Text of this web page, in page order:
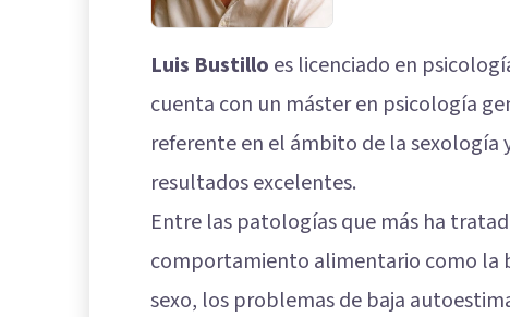
Luis Bustillo es licenciado en
cuenta con un máster en psicología
referente en el ámbito de la sexología
resultados excelentes.
Entre las patologías que más ha
comportamiento alimentario como la
sexo, los problemas de baja